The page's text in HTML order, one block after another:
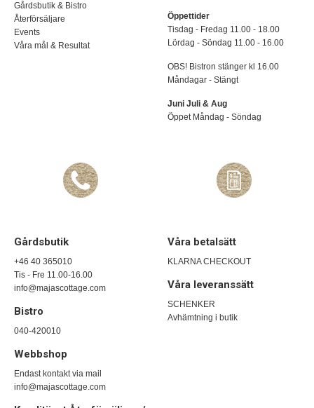
Gårdsbutik & Bistro
Återförsäljare
Events
Våra mål & Resultat
Öppettider
Tisdag - Fredag 11.00 - 18.00
Lördag - Söndag 11.00 - 16.00
OBS! Bistron stänger kl 16.00
Måndagar - Stängt
Juni Juli & Aug
Öppet Måndag - Söndag
Gårdsbutik
+46 40 365010
Tis - Fre 11.00-16.00
info@majascottage.com
Bistro
040-420010
Webbshop
Endast kontakt via mail
info@majascottage.com
Våra betalsätt
KLARNA CHECKOUT
Våra leveranssätt
SCHENKER
Avhämtning i butik